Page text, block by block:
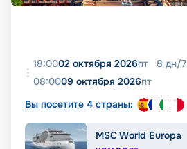
18:0002 октября 2026пт 8 дн/7
08:0009 октября 2026пт
Вы посетите 4 страны:
MSC World Europa